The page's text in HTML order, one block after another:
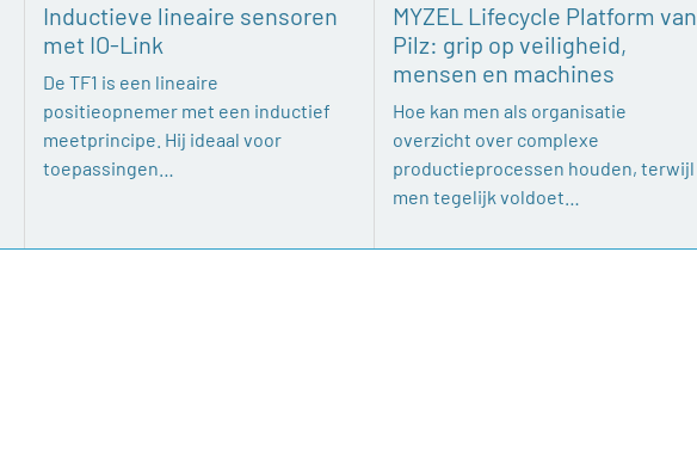
Inductieve lineaire sensoren
met IO-Link
De TF1 is een lineaire
positieopnemer met een inductief
meetprincipe. Hij ideaal voor
toepassingen…
MYZEL Lifecycle Platform van
Pilz: grip op veiligheid,
mensen en machines
Hoe kan men als organisatie
overzicht over complexe
productieprocessen houden, terwijl
men tegelijk voldoet…